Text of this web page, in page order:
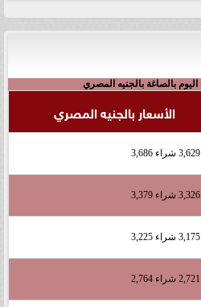
بالصاغة بالجنيه المصري
الأسعار بالجنيه المصري